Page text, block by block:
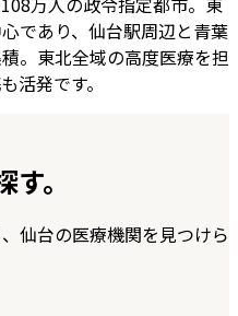
であり、仙台駅周辺と青葉
。東北全域の高度医療を担
活発です。
。
仙台の医療機関を見つけら